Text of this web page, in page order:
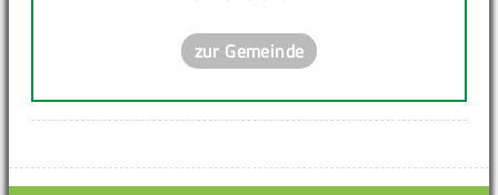
zur Gemeinde